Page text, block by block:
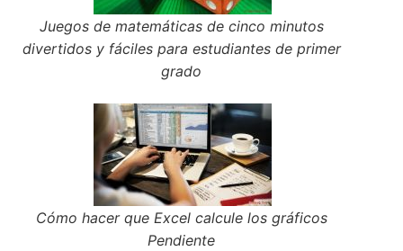
Juegos de matemáticas de cinco minutos
divertidos y fáciles para estudiantes de primer
grado
Cómo hacer que Excel calcule los gráficos
Pendiente